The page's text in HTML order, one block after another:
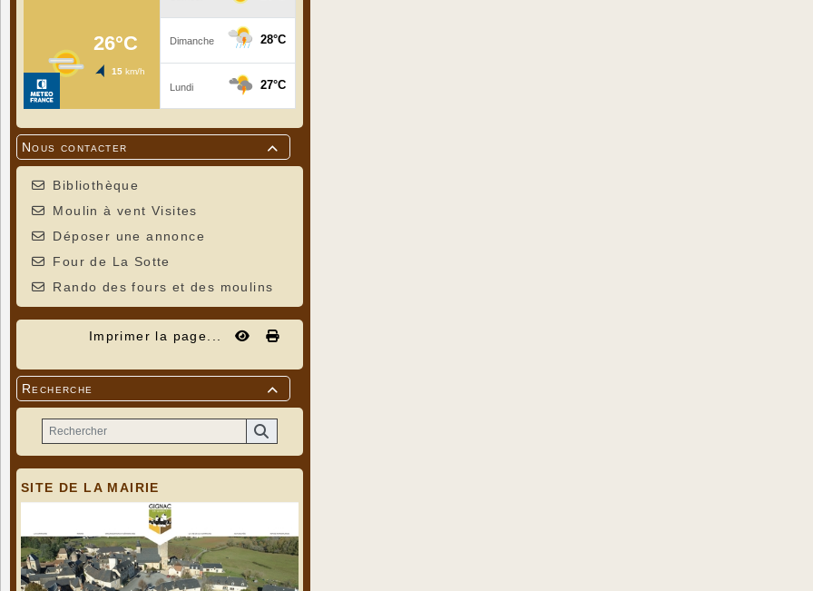

Nous contacter
Bibliothèque
Moulin à vent Visites
Déposer une annonce
Four de La Sotte
Rando des fours et des moulins
Imprimer la page...

Recherche
SITE DE LA MAIRIE